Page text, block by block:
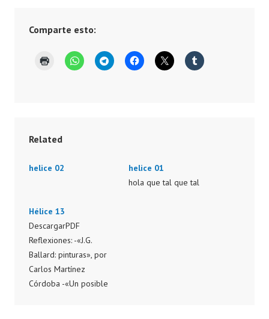
Comparte esto:
Related
helice 02
helice 01
hola que tal que tal
Hélice 13
DescargarPDF
Reflexiones: -«J.G.
Ballard: pinturas», por
Carlos Martínez
Córdoba -«Un posible